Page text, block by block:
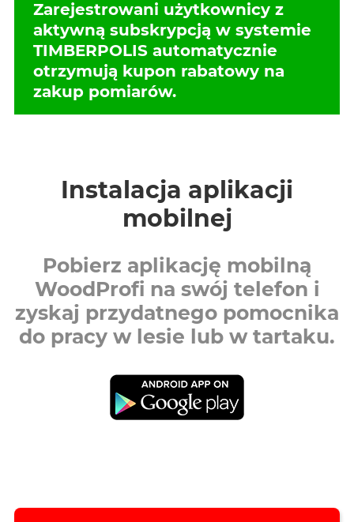
Zarejestrowani użytkownicy z
aktywną subskrypcją w systemie
TIMBERPOLIS automatycznie
otrzymują kupon rabatowy na
zakup pomiarów.
Instalacja aplikacji
mobilnej
Pobierz aplikację mobilną
WoodProfi na swój telefon i
zyskaj przydatnego pomocnika
do pracy w lesie lub w tartaku.